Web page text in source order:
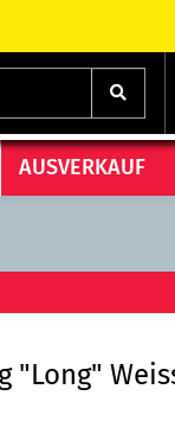
AUSVERKAUF
"Long"